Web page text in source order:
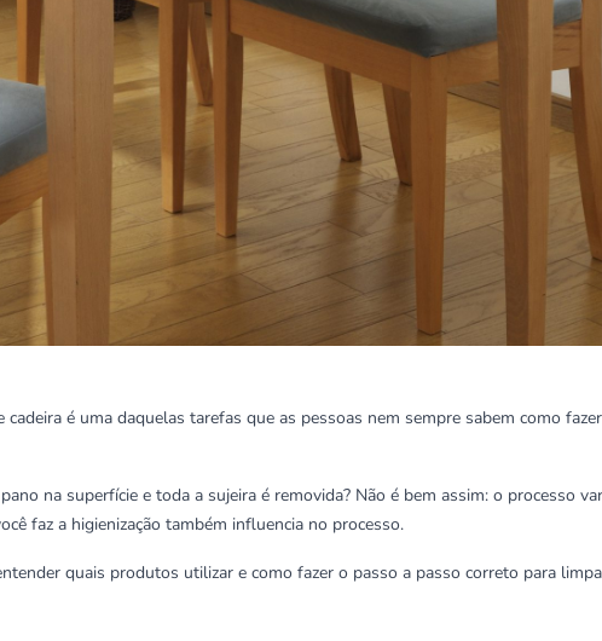
é uma daquelas tarefas que as pessoas nem sempre sabem como
na superfície e toda a sujeira é removida? Não é bem assim: o processo
faz a higienização também influencia no processo.
quais produtos utilizar e como fazer o passo a passo correto para